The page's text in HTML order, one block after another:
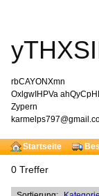
rbCAYONXmn
OxlgwIHPVa
Zypern
Startseite
0 Treffer